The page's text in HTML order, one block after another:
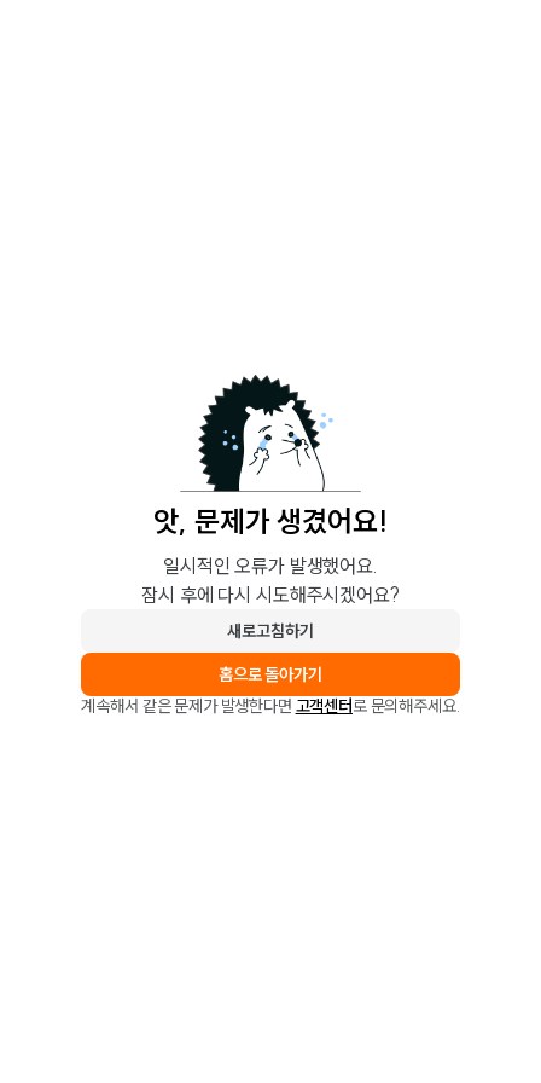
앗, 문제가 생겼어요!
일시적인 오류가 발생했어요.
잠시 후에 다시 시도해주시겠어요?
새로고침하기
홈으로 돌아가기
계속해서 같은 문제가 발생한다면 고객센터로 문의해주세요.